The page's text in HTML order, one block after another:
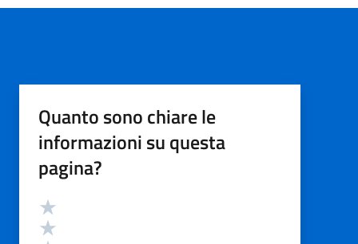
Quanto sono chiare le
informazioni su questa
pagina?
Valutazione